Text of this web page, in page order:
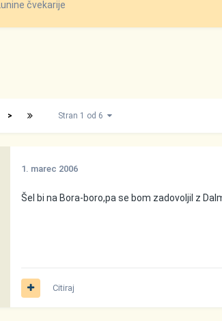
Lunine čvekarije
> Stran 1 od 6
1. marec 2006
Šel bi na Bora-boro,pa se bom zadovoljil z
Citiraj